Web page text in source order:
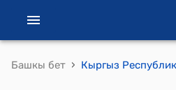
Башкы бет ›